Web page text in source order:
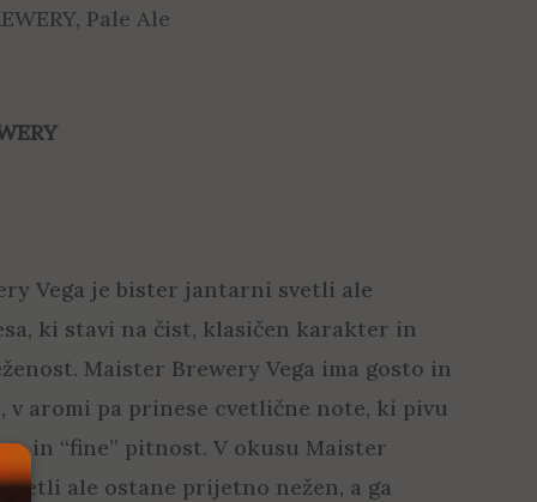
, Pale Ale
Vega je bister jantarni svetli ale
ki stavi na čist, klasičen karakter in
Maister Brewery Vega ima gosto in
v aromi pa prinese cvetlične note, ki pivu
in “fine” pitnost. V okusu Maister
ale ostane prijetno nežen, a ga